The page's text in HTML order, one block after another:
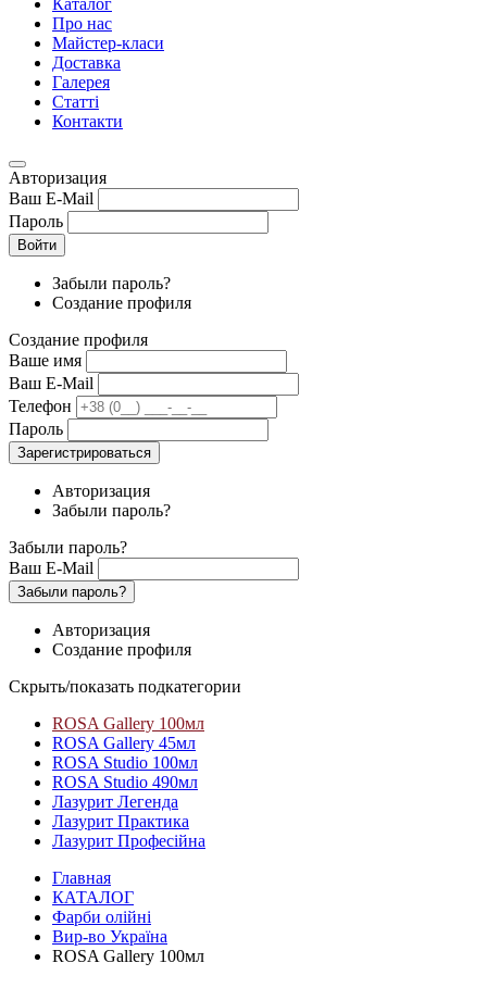
Каталог
Про нас
Майстер-класи
Доставка
Галерея
Статтi
Контакти
Авторизация
Ваш E-Mail
Пароль
Войти
Забыли пароль?
Создание профиля
Создание профиля
Ваше имя
Ваш E-Mail
Телефон
Пароль
Зарегистрироваться
Авторизация
Забыли пароль?
Забыли пароль?
Ваш E-Mail
Забыли пароль?
Авторизация
Создание профиля
Скрыть/показать подкатегории
ROSA Gallery 100мл
ROSA Gallery 45мл
ROSA Studio 100мл
ROSA Studio 490мл
Лазурит Легенда
Лазурит Практика
Лазурит Професійна
Главная
КАТАЛОГ
Фарби олійні
Вир-во Україна
ROSA Gallery 100мл